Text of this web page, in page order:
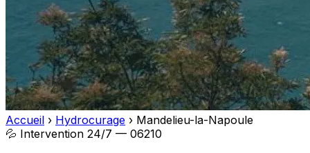
Accueil › Hydrocurage › Mandelieu-la-Napoule
💦 Intervention 24/7 — 06210